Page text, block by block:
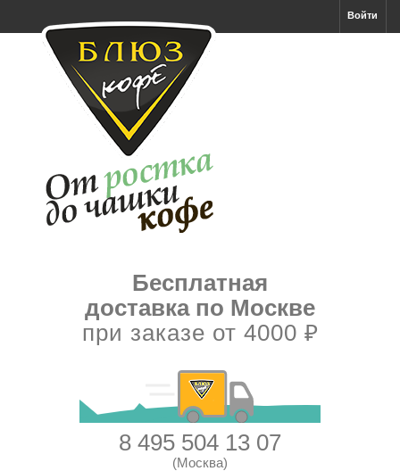
Войти
Бесплатная
доставка по Москве
при заказе от 4000 ₽
8 495 504 13 07
(Москва)